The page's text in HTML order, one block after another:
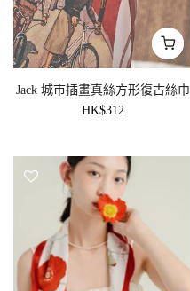
Jack 城市插畫真絲方形復古絲巾
HK$312